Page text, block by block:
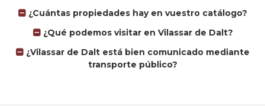
¿Cuántas propiedades hay en vuestro catálogo?
¿Qué podemos visitar en Vilassar de Dalt?
¿Vilassar de Dalt está bien comunicado mediante
transporte público?